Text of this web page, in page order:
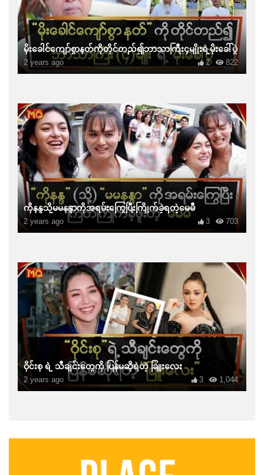
မိုးခေါင်ကျော်စွာနတ်ကိုတိုင်တည်၍ဘာသာကြီး၄မျိုးရဲ့မိုးခေါ်ပွဲ
2 years ago 822
2
ကိုနန္ဒသို့မမနန္ဒာကိုအရမ်းကြွေပြီးကြိုက်ခဲ့ရတဲ့မေမီ
2 years ago 703
3
ဝိုင်းစု ရဲ့ သီချင်းတွေကို ပြန်မဆိုရဲတဲ့ ခြူးလေး
2 years ago 1,044
3